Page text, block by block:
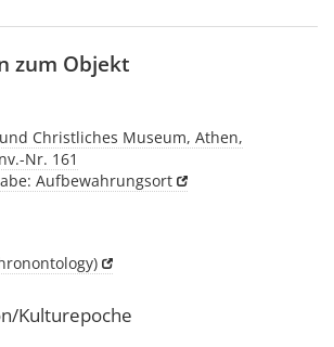
zum Objekt
Christliches Museum, Athen,
Nr. 161
Aufbewahrungsort
Kulturepoche